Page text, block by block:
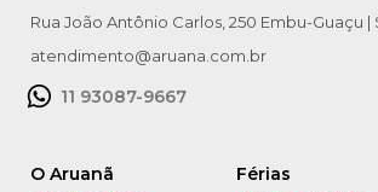
Rua João Antônio Carlos, 250 Embu-Guaçu |
atendimento@aruana.com.br
11 93087-9667
O Aruanã Férias